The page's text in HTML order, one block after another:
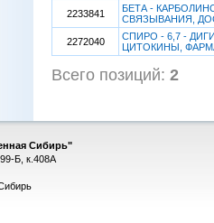
2233841
БЕТА -
СВЯЗЫВАНИЯ,
2272040
СПИРО - 6,7 -
ЦИТОКИНЫ,
Всего позиций: 2
Сибирь"
Б, к.408А